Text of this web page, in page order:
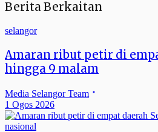
Berita Berkaitan
selangor
Amaran ribut petir di
hingga 9 malam
Media Selangor Team
1 Ogos 2026
nasional